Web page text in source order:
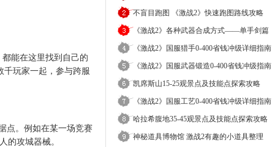
能在这里找到自己的
千玩家一起，参与跨服
点。例如在某一场竞赛
的攻城器械。
不盲目跑图 《激战2》快速跑图路线攻略
《激战2》各种武器合成方式——单手剑篇
《激战2》国服猎手0-400省钱冲级详细指南
《激战2》国服武器锻造0-400省钱冲级指南
凯席斯山15-25观景点及技能点探索攻略
《激战2》国服工艺0-400省钱冲级详细指南
哈拉希腹地35-45观景点及技能点探索攻略
神秘道具博物馆 激战2有趣的小道具整理